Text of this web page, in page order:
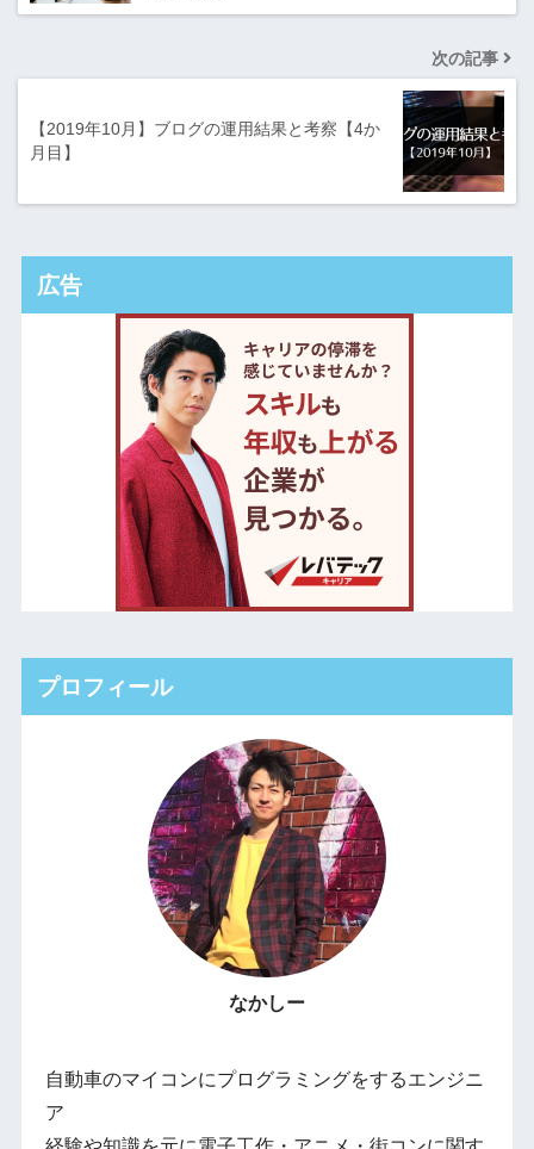
次の記事
【2019年10月】ブログの運用結果と考察【4か
月目】
広告
プロフィール
なかしー
自動車のマイコンにプログラミングをするエンジニ
ア